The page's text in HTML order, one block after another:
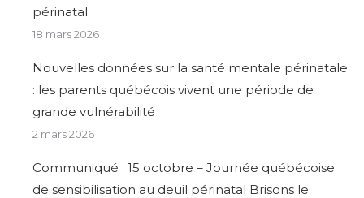
périnatal
18 mars 2026
Nouvelles données sur la santé mentale périnatale
: les parents québécois vivent une période de
grande vulnérabilité
2 mars 2026
Communiqué : 15 octobre – Journée québécoise
de sensibilisation au deuil périnatal Brisons le